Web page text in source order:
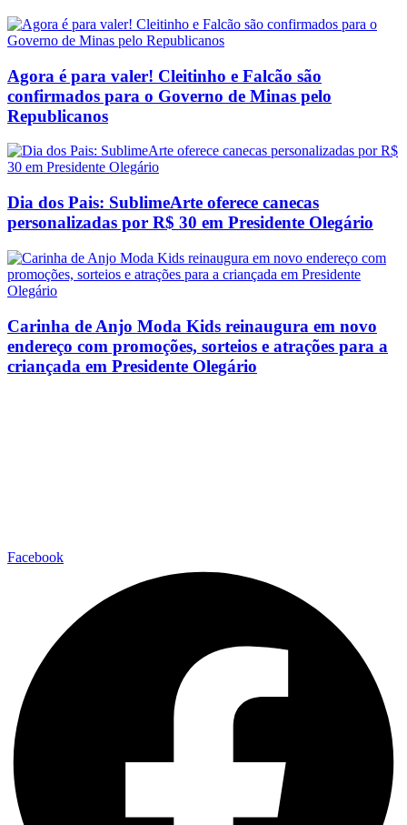
Agora é para valer! Cleitinho e Falcão são
confirmados para o Governo de Minas pelo
Republicanos
Dia dos Pais: SublimeArte oferece canecas
personalizadas por R$ 30 em Presidente Olegário
Carinha de Anjo Moda Kids reinaugura em novo
endereço com promoções, sorteios e atrações para a
criançada em Presidente Olegário
Facebook